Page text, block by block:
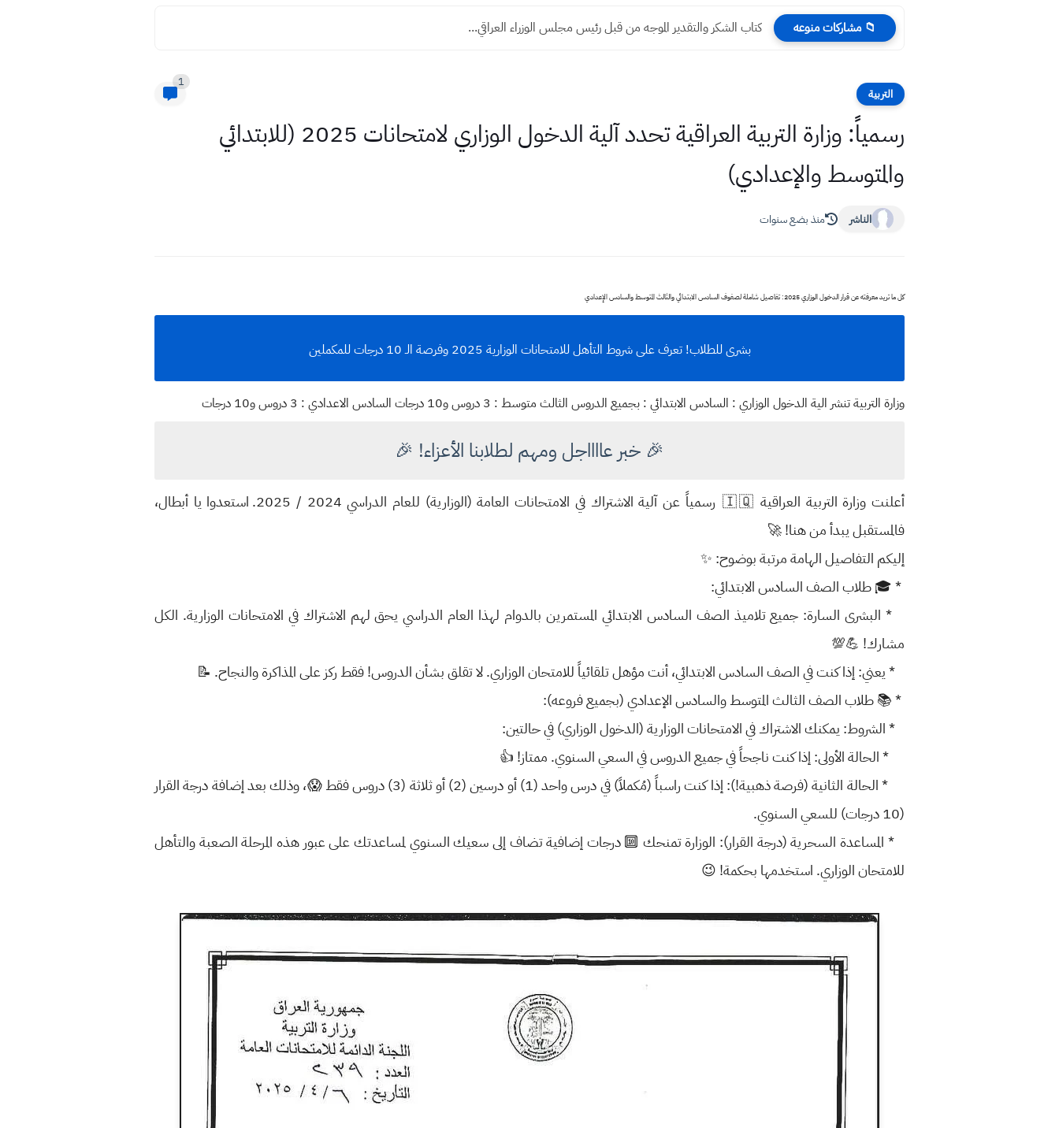
📁 مشاركات منوعه كتاب الشكر والتقدير الموجه من قبل رئيس مجلس الوزراء العراقي...
التربية
1
رسمياً: وزارة التربية العراقية تحدد آلية الدخول الوزاري لامتحانات 2025 (للابتدائي
والمتوسط والإعدادي)
الناشر منذ بضع سنوات
كل ما تريد معرفته عن قرار الدخول الوزاري 2025: تفاصيل شاملة لصفوف السادس الابتدائي والثالث المتوسط والسادس الإعدادي
بشرى للطلاب! تعرف على شروط التأهل للامتحانات الوزارية 2025 وفرصة الـ 10 درجات للمكملين
وزارة التربية تنشر الية الدخول الوزاري : السادس الابتدائي : بجميع الدروس الثالث متوسط : 3 دروس و10 درجات السادس الاعدادي : 3 دروس و10 درجات
🎉 خبر عااااجل ومهم لطلابنا الأعزاء! 🎉
أعلنت وزارة التربية العراقية 🇮🇶 رسمياً عن آلية الاشتراك في الامتحانات العامة (الوزارية) للعام الدراسي 2024 / 2025. استعدوا يا أبطال،
فالمستقبل يبدأ من هنا! 🚀
إليكم التفاصيل الهامة مرتبة بوضوح: ✨
* 🎓 طلاب الصف السادس الابتدائي:
* البشرى السارة: جميع تلاميذ الصف السادس الابتدائي المستمرين بالدوام لهذا العام الدراسي يحق لهم الاشتراك في الامتحانات الوزارية. الكل
مشارك! 💪💯
* يعني: إذا كنت في الصف السادس الابتدائي، أنت مؤهل تلقائياً للامتحان الوزاري. لا تقلق بشأن الدروس! فقط ركز على المذاكرة والنجاح. 📝
* 📚 طلاب الصف الثالث المتوسط والسادس الإعدادي (بجميع فروعه):
* الشروط: يمكنك الاشتراك في الامتحانات الوزارية (الدخول الوزاري) في حالتين:
* الحالة الأولى: إذا كنت ناجحاً في جميع الدروس في السعي السنوي. ممتاز! 👍
* الحالة الثانية (فرصة ذهبية!): إذا كنت راسباً (مُكملاً) في درس واحد (1) أو درسين (2) أو ثلاثة (3) دروس فقط 😱، وذلك بعد إضافة درجة القرار
(10 درجات) للسعي السنوي.
* المساعدة السحرية (درجة القرار): الوزارة تمنحك 🔟 درجات إضافية تضاف إلى سعيك السنوي لمساعدتك على عبور هذه المرحلة الصعبة والتأهل
للامتحان الوزاري. استخدمها بحكمة! 😉